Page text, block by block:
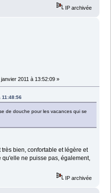
IP archivée
janvier 2011 à 13:52:09 »
11:48:56
de douche pour les vacances qui se
très bien, confortable et légère et
ne puisse pas, également,
IP archivée